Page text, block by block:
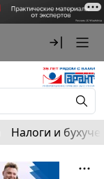
Налоги и